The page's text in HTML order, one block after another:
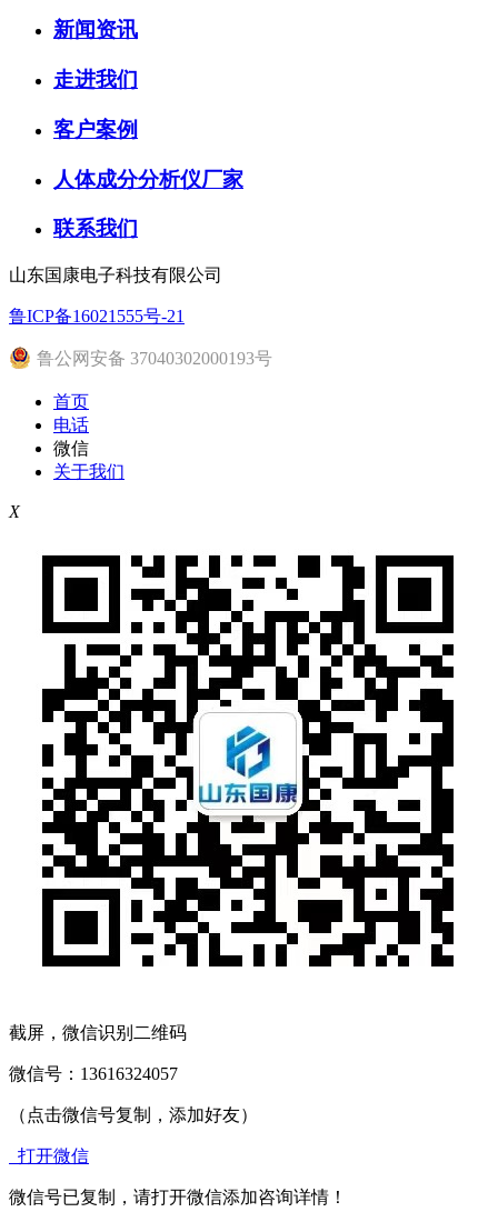
新闻资讯
走进我们
客户案例
人体成分分析仪厂家
联系我们
山东国康电子科技有限公司
鲁ICP备16021555号-21
鲁公网安备 37040302000193号
首页
电话
微信
关于我们
X
截屏，微信识别二维码
微信号： 13616324057
（点击微信号复制，添加好友）
打开微信
微信号已复制，请打开微信添加咨询详情！